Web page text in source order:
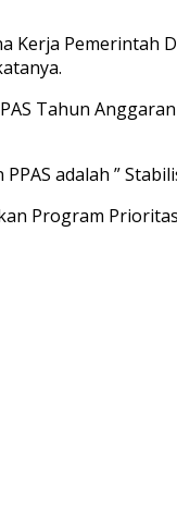
Kerja
Tahun
adalah ”
Program